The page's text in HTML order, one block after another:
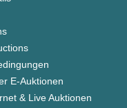
E-Auktionen
& Live Auktionen